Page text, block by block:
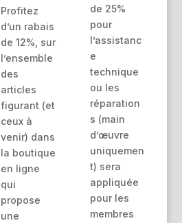
Profitez
d’un rabais
de 12%, sur
l’ensemble
des
articles
figurant (et
ceux à
venir) dans
la boutique
en ligne
qui
propose
une
de 25%
pour
l’assistanc
e
technique
ou les
réparation
s (main
d’œuvre
uniquemen
t) sera
appliquée
pour les
membres